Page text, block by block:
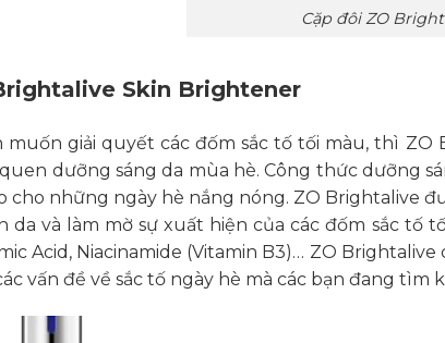
Cặp đôi ZO
Skin Brightener
muốn giải quyết các đốm sắc tố tối màu, thì
dưỡng sáng da mùa hè. Công thức dưỡng
cho những ngày hè nắng nóng. ZO Brightalive
da và làm mờ sự xuất hiện của các đốm sắc tố
Acid, Niacinamide (Vitamin B3)… ZO
vấn đề về sắc tố ngày hè mà các bạn đang tìm